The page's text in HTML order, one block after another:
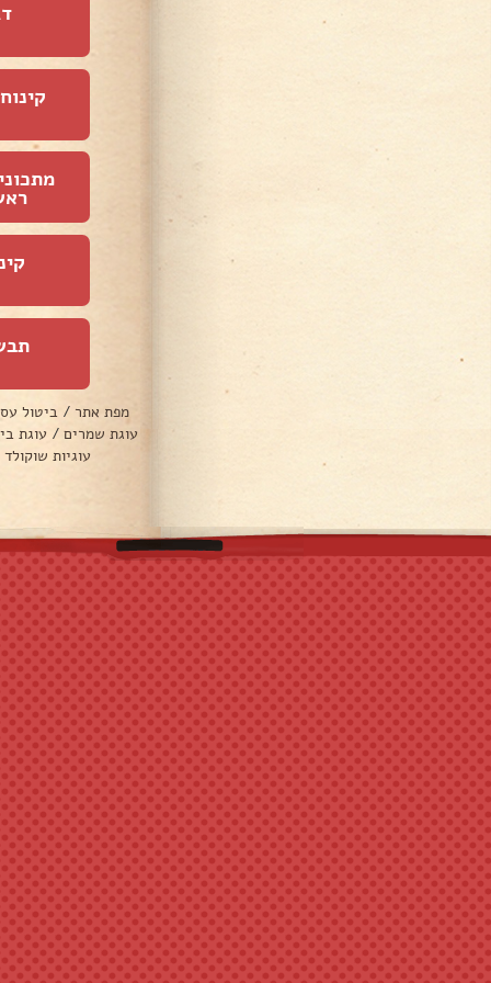
מפת אתר / ביטול
עוגת שמרים / עוגת
עוגיות